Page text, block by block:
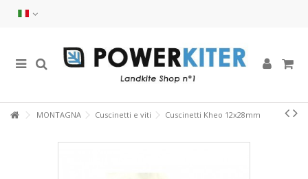
MONTAGNA Cuscinetti e viti Cuscinetti Kheo 12x28mm